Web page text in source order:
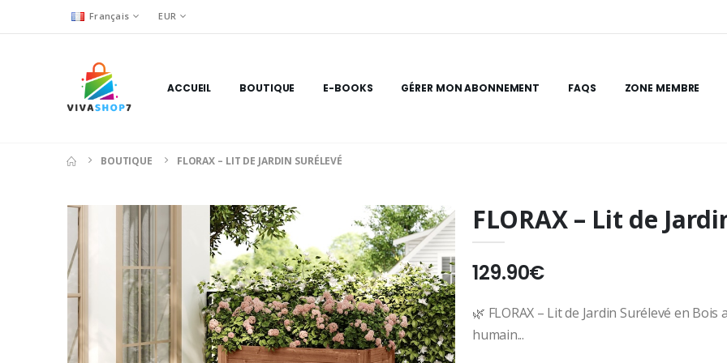
Français EUR
ACCUEIL BOUTIQUE E-BOOKS GÉRER MON ABONNEMENT FAQS ZONE MEMBRE
BOUTIQUE FLORAX – LIT DE JARDIN SURÉLEVÉ
FLORAX – Lit de
129.90€
🌿 FLORAX – Lit de Jardin Surélevé en
humain...